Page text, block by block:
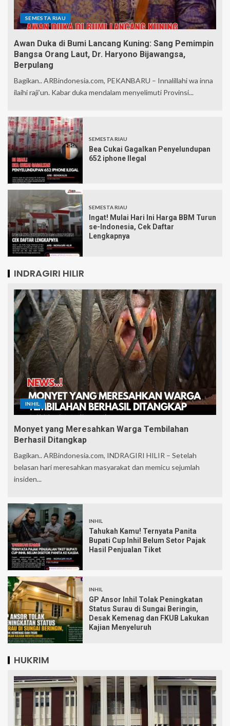
SEMESTA RIAU
Awan Duka di Bumi Lancang Kuning: Sang Pemimpin
Bangsa Orang Laut, Dr. Haryono Bijawangsa,
Berpulang
Bagikan.. ARBindonesia.com, PEKANBARU – Innalillahi wa inna
ilaihi raji’un. Kabar duka mendalam menyelimuti Provinsi...
SEMESTA RIAU
Bea Cukai Gagalkan Penyelundupan
652 iphone Ilegal
SEMESTA RIAU
Ingat! Mulai Hari Ini Harga BBM Turun
se-Indonesia, Cek Daftar
Lengkapnya
INDRAGIRI HILIR
INHIL
Monyet yang Meresahkan Warga Tembilahan
Berhasil Ditangkap
Bagikan.. ARBindonesia.com, INDRAGIRI HILIR – Setelah
belasan hari meresahkan masyarakat dan memicu sejumlah
insiden...
INHIL
Tahukah Kamu! Ternyata Panita
Bupati Cup Inhil Belum Setor Pajak
Hasil Penjualan Tiket
INHIL
GP Ansor Inhil Tolak Peningkatan
Status Surau di Sungai Beringin,
Desak Kemenag dan FKUB Lakukan
Kajian Menyeluruh
HUKRIM